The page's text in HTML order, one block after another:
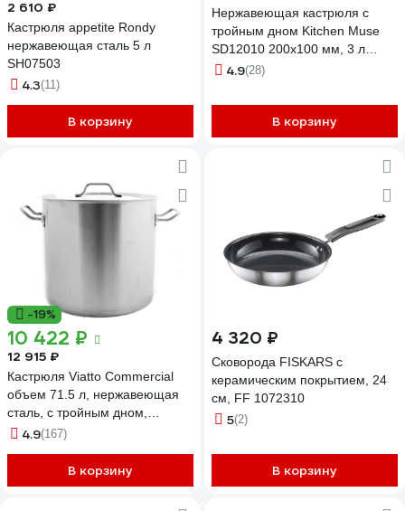
2 610 ₽
Кастрюля appetite Rondy
нержавеющая сталь 5 л
SH07503
4.3(11)
В корзину
Нержавеющая кастрюля с
тройным дном Kitchen Muse
SD12010 200х100 мм, 3 л
172642
4.9(28)
В корзину
-19%
10 422 ₽
12 915 ₽
Кастрюля Viatto Commercial
объем 71.5 л, нержавеющая
сталь, с тройным дном,
450x450 мм, с двумя ручками
4.9(167)
В корзину
4 320 ₽
Сковорода FISKARS с
керамическим покрытием, 24
см, FF 1072310
5(2)
В корзину